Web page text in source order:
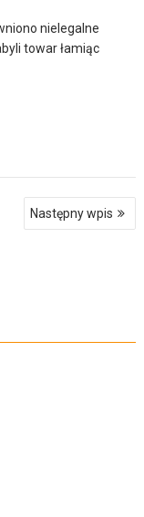
nielegalne
towar łamiąc
Następny wpis